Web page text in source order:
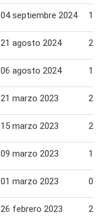
04 septiembre 2024 10
21 agosto 2024 27
06 agosto 2024 12
21 marzo 2023 27
15 marzo 2023 20
09 marzo 2023 14
01 marzo 2023 08
26 febrero 2023 28